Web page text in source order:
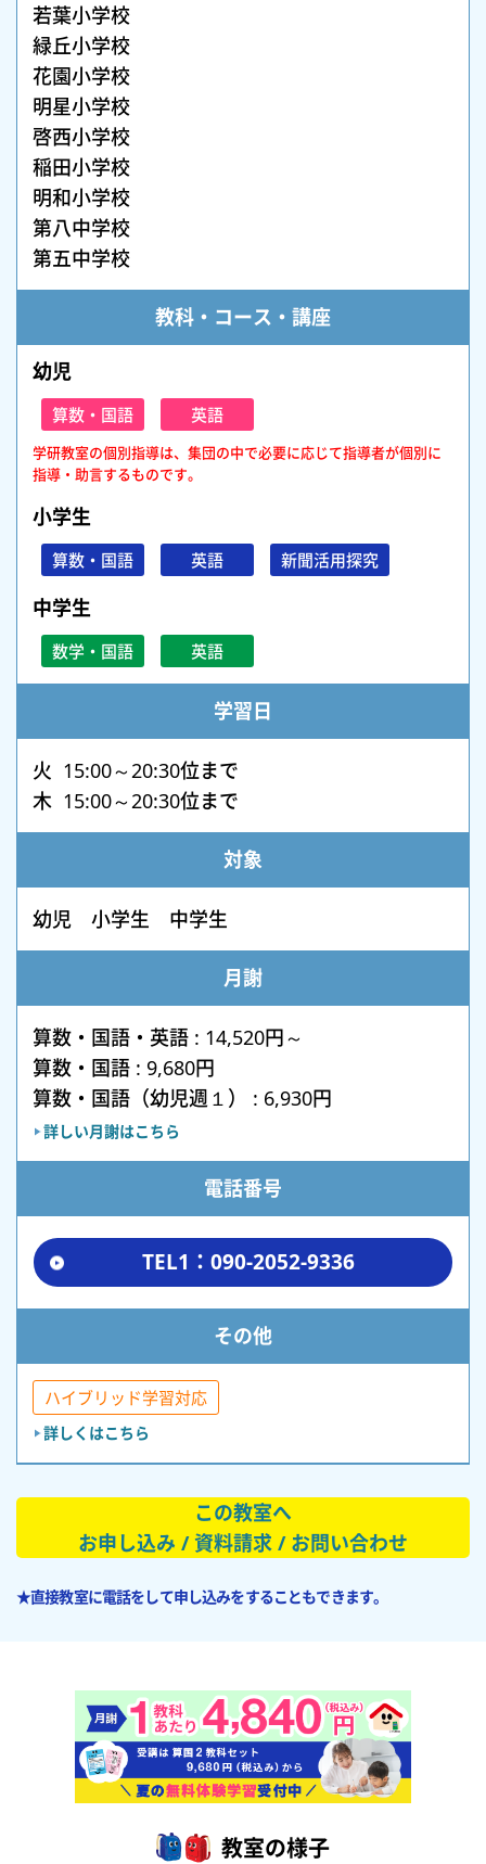
若葉小学校
緑丘小学校
花園小学校
明星小学校
啓西小学校
稲田小学校
明和小学校
第八中学校
第五中学校
教科・コース・講座
幼児
算数・国語 英語
学研教室の個別指導は、集団の中で必要に応じて指導者が個別に
指導・助言するものです。
小学生
算数・国語 英語 新聞活用探究
中学生
数学・国語 英語
学習日
火 15:00～20:30位まで
木 15:00～20:30位まで
対象
幼児 小学生 中学生
月謝
算数・国語・英語 : 14,520円～
算数・国語 : 9,680円
算数・国語（幼児週１） : 6,930円
詳しい月謝はこちら
電話番号
TEL1：090-2052-9336
その他
ハイブリッド学習対応
詳しくはこちら
この教室へ
お申し込み / 資料請求 / お問い合わせ
★直接教室に電話をして申し込みをすることもできます。
教室の様子